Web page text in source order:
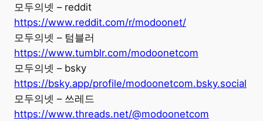
모두의넷 – reddit
https://www.reddit.com/r/modoonet/
모두의넷 – 텀블러
https://www.tumblr.com/modoonetcom
모두의넷 – bsky
https://bsky.app/profile/modoonetcom.bsky.social
모두의넷 – 쓰레드
https://www.threads.net/@modoonetcom